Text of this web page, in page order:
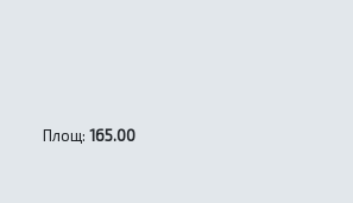
Площ:165.00